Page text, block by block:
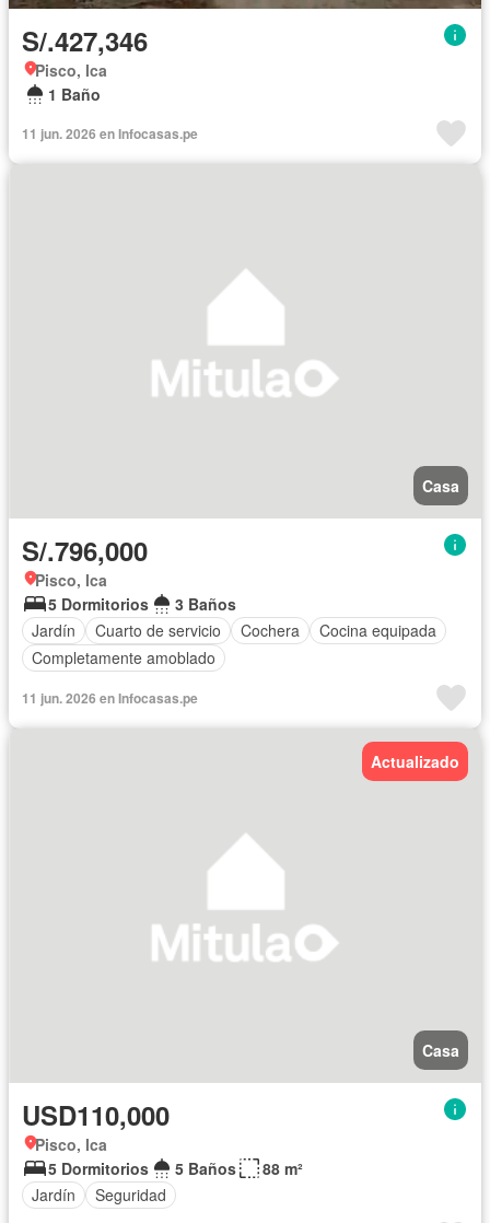
S/.427,346
Pisco, Ica
1 Baño
11 jun. 2026 en Infocasas.pe
Casa
S/.796,000
Pisco, Ica
5 Dormitorios
3 Baños
Jardín
Cuarto de servicio Cochera
Cocina equipada
Completamente amoblado
11 jun. 2026 en Infocasas.pe
Actualizado
Casa
USD110,000
Pisco, Ica
5 Dormitorios
5 Baños
88 m²
Jardín
Seguridad